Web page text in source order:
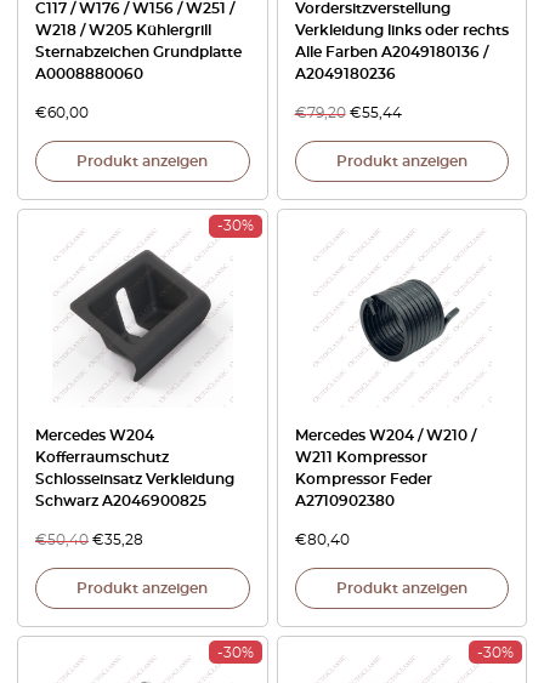
C117 / W176 / W156 / W251 /
W218 / W205 Kühlergrill
Sternabzeichen Grundplatte
A0008880060
€60,00
Produkt anzeigen
Vordersitzverstellung
Verkleidung links oder rechts
Alle Farben A2049180136 /
A2049180236
€79,20 €55,44
Produkt anzeigen
-30%
Mercedes W204
Kofferraumschutz
Schlosseinsatz Verkleidung
Schwarz A2046900825
€50,40 €35,28
Produkt anzeigen
Mercedes W204 / W210 /
W211 Kompressor
Kompressor Feder
A2710902380
€80,40
Produkt anzeigen
-30% -30%